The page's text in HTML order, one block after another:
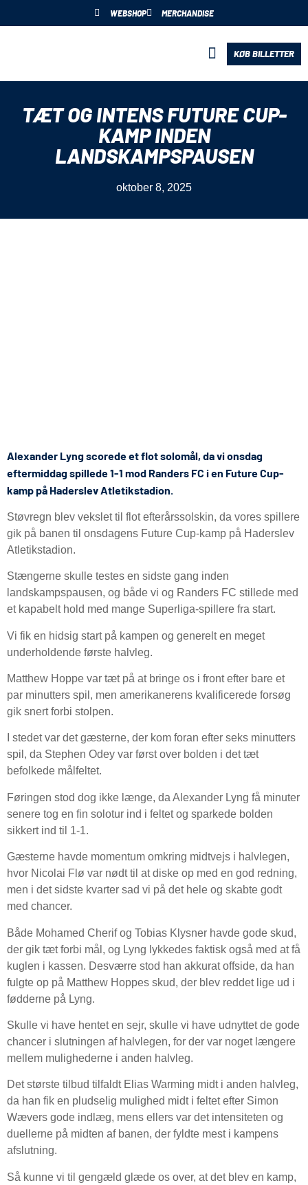
WEBSHOP MERCHANDISE
KØB BILLETTER
TÆT OG INTENS FUTURE CUP-
KAMP INDEN
LANDSKAMPSPAUSEN
oktober 8, 2025
Alexander Lyng scorede et flot solomål, da vi onsdag
eftermiddag spillede 1-1 mod Randers FC i en Future Cup-
kamp på Haderslev Atletikstadion.
Støvregn blev vekslet til flot efterårssolskin, da vores spillere
gik på banen til onsdagens Future Cup-kamp på Haderslev
Atletikstadion.
Stængerne skulle testes en sidste gang inden
landskampspausen, og både vi og Randers FC stillede med
et kapabelt hold med mange Superliga-spillere fra start.
Vi fik en hidsig start på kampen og generelt en meget
underholdende første halvleg.
Matthew Hoppe var tæt på at bringe os i front efter bare et
par minutters spil, men amerikanerens kvalificerede forsøg
gik snert forbi stolpen.
I stedet var det gæsterne, der kom foran efter seks minutters
spil, da Stephen Odey var først over bolden i det tæt
befolkede målfeltet.
Føringen stod dog ikke længe, da Alexander Lyng få minuter
senere tog en fin solotur ind i feltet og sparkede bolden
sikkert ind til 1-1.
Gæsterne havde momentum omkring midtvejs i halvlegen,
hvor Nicolai Flø var nødt til at diske op med en god redning,
men i det sidste kvarter sad vi på det hele og skabte godt
med chancer.
Både Mohamed Cherif og Tobias Klysner havde gode skud,
der gik tæt forbi mål, og Lyng lykkedes faktisk også med at få
kuglen i kassen. Desværre stod han akkurat offside, da han
fulgte op på Matthew Hoppes skud, der blev reddet lige ud i
fødderne på Lyng.
Skulle vi have hentet en sejr, skulle vi have udnyttet de gode
chancer i slutningen af halvlegen, for der var noget længere
mellem mulighederne i anden halvleg.
Det største tilbud tilfaldt Elias Warming midt i anden halvleg,
da han fik en pludselig mulighed midt i feltet efter Simon
Wævers gode indlæg, mens ellers var det intensiteten og
duellerne på midten af banen, der fyldte mest i kampens
afslutning.
Så kunne vi til gengæld glæde os over, at det blev en kamp,